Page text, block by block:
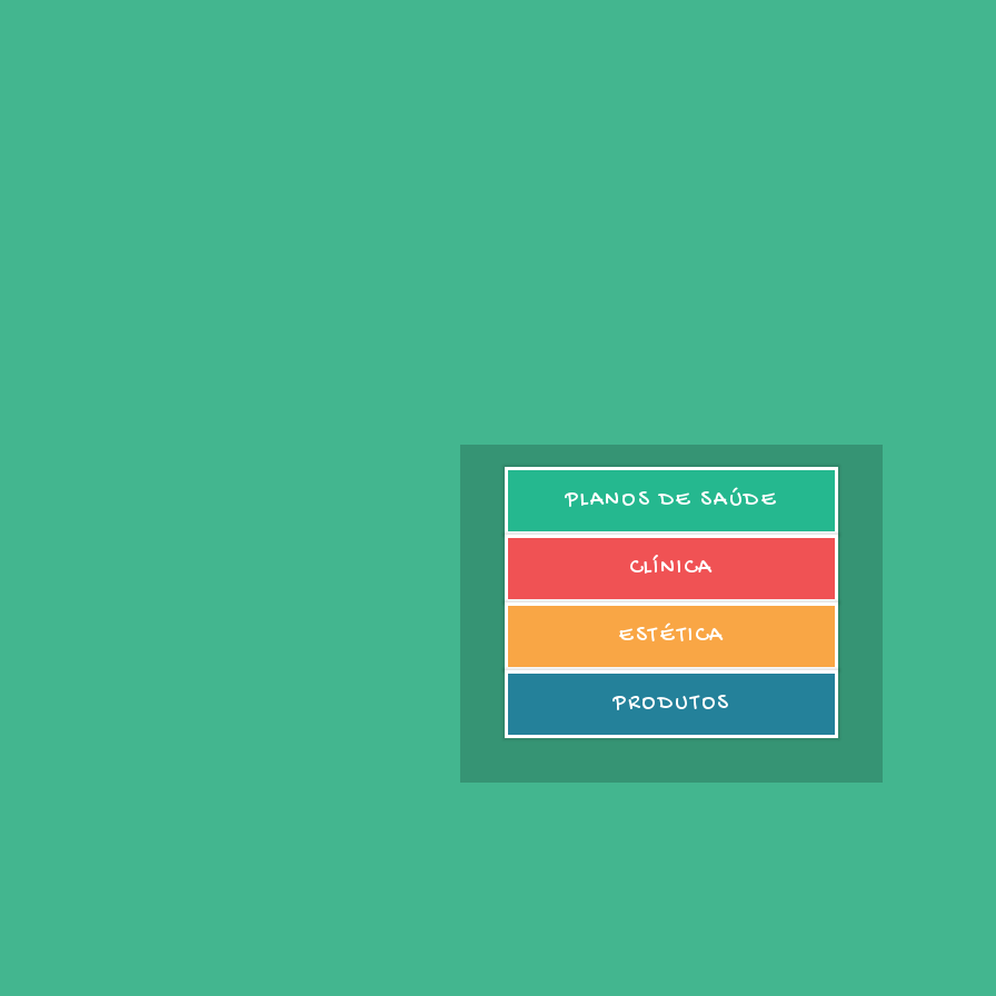
PLANOS DE SAÚDE
CLÍNICA
ESTÉTICA
PRODUTOS